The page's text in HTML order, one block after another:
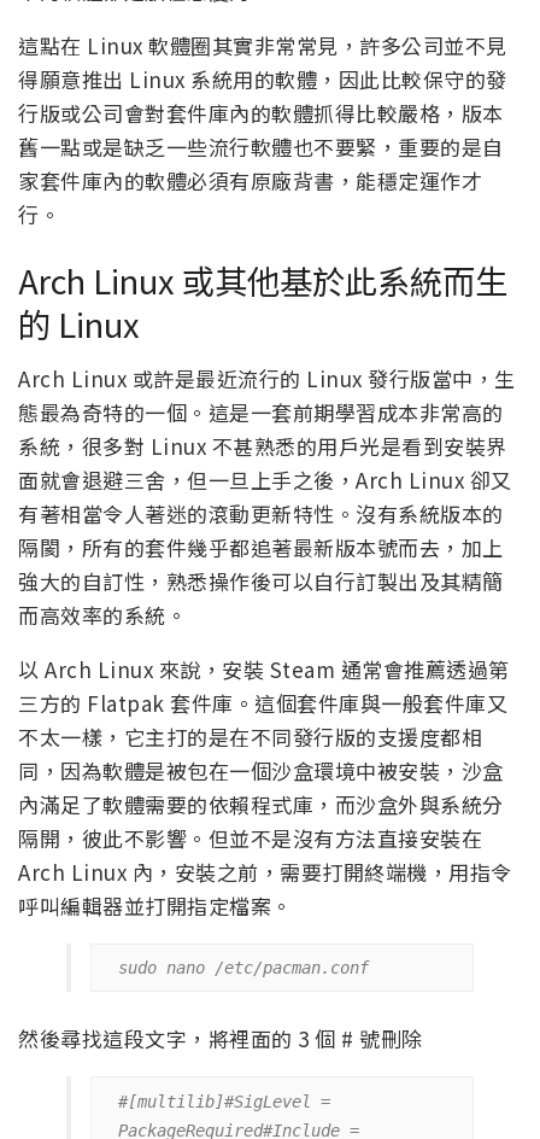
這點在 Linux 軟體圈其實非常常見，許多公司並不見
得願意推出 Linux 系統用的軟體，因此比較保守的發
行版或公司會對套件庫內的軟體抓得比較嚴格，版本
舊一點或是缺乏一些流行軟體也不要緊，重要的是自
家套件庫內的軟體必須有原廠背書，能穩定運作才
行。
Arch Linux 或其他基於此系統而生
的 Linux
Arch Linux 或許是最近流行的 Linux 發行版當中，生
態最為奇特的一個。這是一套前期學習成本非常高的
系統，很多對 Linux 不甚熟悉的用戶光是看到安裝界
面就會退避三舍，但一旦上手之後，Arch Linux 卻又
有著相當令人著迷的滾動更新特性。沒有系統版本的
隔閡，所有的套件幾乎都追著最新版本號而去，加上
強大的自訂性，熟悉操作後可以自行訂製出及其精簡
而高效率的系統。
以 Arch Linux 來說，安裝 Steam 通常會推薦透過第
三方的 Flatpak 套件庫。這個套件庫與一般套件庫又
不太一樣，它主打的是在不同發行版的支援度都相
同，因為軟體是被包在一個沙盒環境中被安裝，沙盒
內滿足了軟體需要的依賴程式庫，而沙盒外與系統分
隔開，彼此不影響。但並不是沒有方法直接安裝在
Arch Linux 內，安裝之前，需要打開終端機，用指令
呼叫編輯器並打開指定檔案。
sudo nano /etc/pacman.conf
然後尋找這段文字，將裡面的 3 個 # 號刪除
#[multilib]#SigLevel =
PackageRequired#Include =